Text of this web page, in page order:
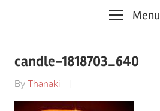
Menu
candle-1818703_640
By Thanaki